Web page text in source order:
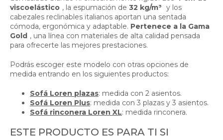
viscoelástico , la espumación de 32 kg/m³ y los
cabezales reclinables italianos aportan una sentada
cómoda, ergonómica y adaptable. Pertenece a la Gama
Gold , una línea con materiales de alta calidad pensada
para ofrecerte las mejores prestaciones.
Podrás escoger este modelo con otras opciones de
medida entrando en los siguientes productos:
Sofá Loren plazas: medida con 2 asientos.
Sofá Loren Plus: medida con 3 plazas y 3 asientos.
Sofá rinconera Loren XL: medida rinconera.
ESTE PRODUCTO ES PARA TI SI